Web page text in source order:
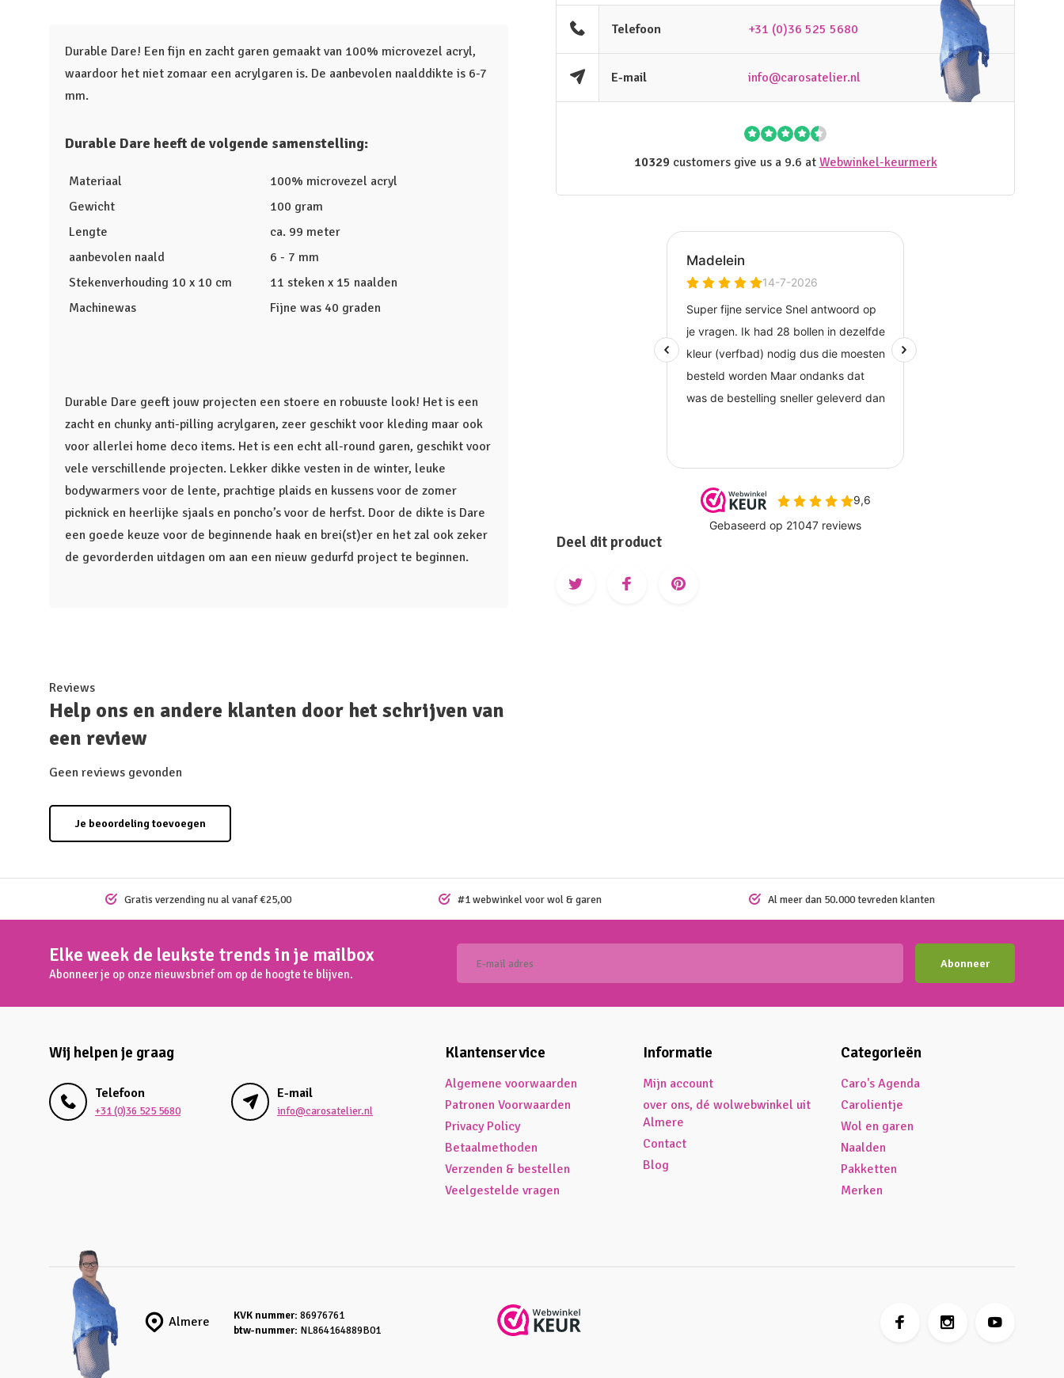
Durable Dare! Een fijn en zacht garen gemaakt van 100% microvezel acryl,
waardoor het niet zomaar een acrylgaren is. De aanbevolen naalddikte is 6-7
mm.
Durable Dare heeft de volgende samenstelling:
Materiaal
100% microvezel acryl
Gewicht
100 gram
Lengte
ca. 99 meter
aanbevolen naald
6 - 7 mm
Stekenverhouding 10 x 10 cm
11 steken x 15 naalden
Machinewas
Fijne was 40 graden
Durable Dare geeft jouw projecten een stoere en robuuste look! Het is een
zacht en chunky anti-pilling acrylgaren, zeer geschikt voor kleding maar ook
voor allerlei home deco items. Het is een echt all-round garen, geschikt voor
vele verschillende projecten. Lekker dikke vesten in de winter, leuke
bodywarmers voor de lente, prachtige plaids en kussens voor de zomer
picknick en heerlijke sjaals en poncho’s voor de herfst. Door de dikte is Dare
een goede keuze voor de beginnende haak en brei(st)er en het zal ook zeker
de gevorderden uitdagen om aan een nieuw gedurfd project te beginnen.
Telefoon +31 (0)36 525 5680
E-mail info@carosatelier.nl
10329customers give us a 9.6 at Webwinkel-keurmerk
Deel dit product
Reviews
Help ons en andere klanten door het schrijven van
een review
Geen reviews gevonden
Je beoordeling toevoegen
Gratis verzending nu al vanaf €25,00 #1 webwinkel voor wol & garen Al meer dan 50.000 tevreden klanten
Elke week de leukste trends in je mailbox
Abonneer je op onze nieuwsbrief om op de hoogte te blijven.
Abonneer
Wij helpen je graag
Telefoon
+31 (0)36 525 5680
E-mail
info@carosatelier.nl
Klantenservice
Algemene voorwaarden
Patronen Voorwaarden
Privacy Policy
Betaalmethoden
Verzenden & bestellen
Veelgestelde vragen
Informatie
Mijn account
over ons, dé wolwebwinkel uit
Almere
Contact
Blog
Categorieën
Caro's Agenda
Carolientje
Wol en garen
Naalden
Pakketten
Merken
Almere KVK nummer: 86976761
btw-nummer: NL864164889B01